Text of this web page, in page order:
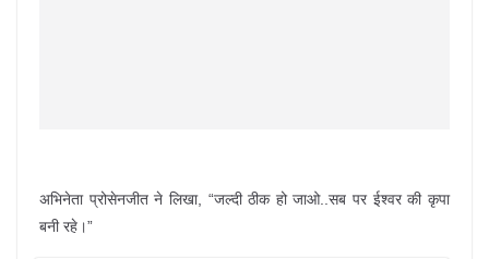
अभिनेता प्रोसेनजीत ने लिखा, “जल्दी ठीक हो जाओ..सब पर ईश्वर की कृपा
बनी रहे।”